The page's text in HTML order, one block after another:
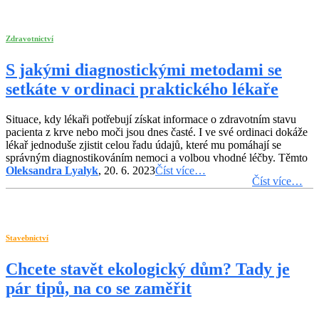
Zdravotnictví
S jakými diagnostickými metodami se
setkáte v ordinaci praktického lékaře
Situace, kdy lékaři potřebují získat informace o zdravotním stavu
pacienta z krve nebo moči jsou dnes časté. I ve své ordinaci dokáže
lékař jednoduše zjistit celou řadu údajů, které mu pomáhají se
správným diagnostikováním nemoci a volbou vhodné léčby. Těmto
Číst více…
Oleksandra Lyalyk, 20. 6. 2023Číst více…
Stavebnictví
Chcete stavět ekologický dům? Tady je
pár tipů, na co se zaměřit